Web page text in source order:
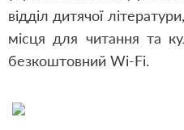
відділ дитячої
місця для читання та
безкоштовний Wi-Fi.